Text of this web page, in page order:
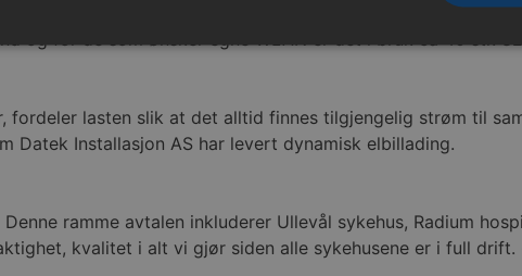
(med egne backup kontrollere) med ca 160
og for de som ønsker egne WLAN er det i bruk ca 40 stk
fordeler lasten slik at det alltid finnes tilgjengelig strøm til
Datek Installasjon AS har levert dynamisk elbillading.
ramme avtalen inkluderer Ullevål sykehus, Radium
kvalitet i alt vi gjør siden alle sykehusene er i full